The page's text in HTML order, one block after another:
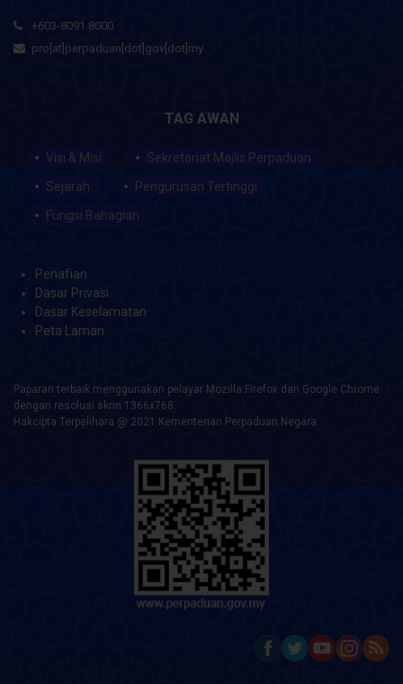
+603-8091 8000
pro[at]perpaduan[dot]gov[dot]my
TAG AWAN
Visi & Misi
Sekretariat Majlis Perpaduan
Sejarah
Pengurusan Tertinggi
Fungsi Bahagian
Penafian
Dasar Privasi
Dasar Keselamatan
Peta Laman
Paparan terbaik menggunakan pelayar Mozilla Firefox dan Google Chrome
dengan resolusi skrin 1366x768.
Hakcipta Terpelihara @ 2021 Kementerian Perpaduan Negara